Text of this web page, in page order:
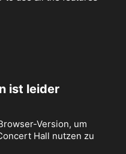
ist leider
Version, um
Hall nutzen zu